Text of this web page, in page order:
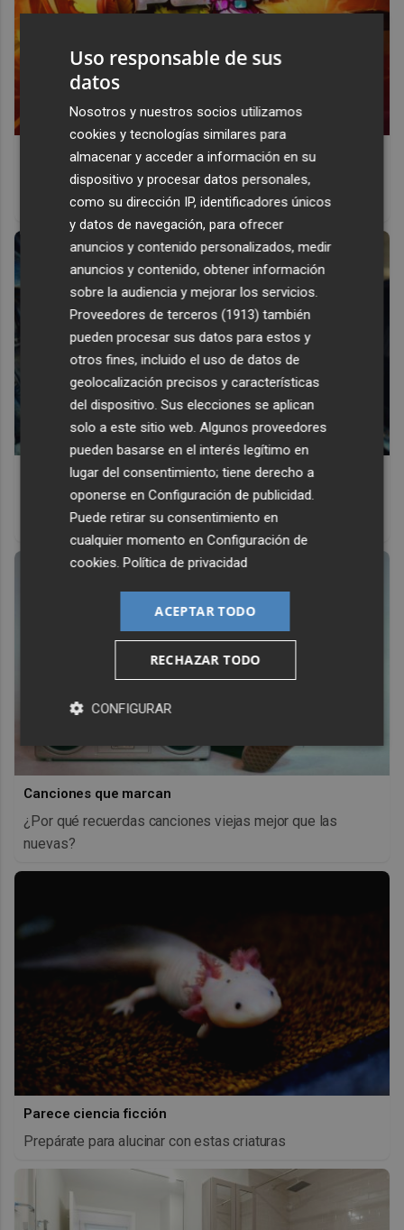
Corepunk MMORPG
Un verdadero MMORPG de la vieja escuela ¡Cómo los de
antes, pero mejor!
Pasaportes que abren puertas
Los pasaportes más poderosos del mundo, ¿está el
Canciones que marcan
¿Por qué recuerdas canciones viejas mejor que las
nuevas?
Parece ciencia ficción
Prepárate para alucinar con estas criaturas
Uso responsable de sus
datos
Nosotros y nuestros socios utilizamos
cookies y tecnologías similares para
almacenar y acceder a información en su
dispositivo y procesar datos personales,
como su dirección IP, identificadores únicos
y datos de navegación, para ofrecer
anuncios y contenido personalizados, medir
anuncios y contenido, obtener información
sobre la audiencia y mejorar los servicios.
Proveedores de terceros (1913) también
pueden procesar sus datos para estos y
otros fines, incluido el uso de datos de
geolocalización precisos y características
del dispositivo. Sus elecciones se aplican
solo a este sitio web. Algunos proveedores
pueden basarse en el interés legítimo en
lugar del consentimiento; tiene derecho a
oponerse enConfiguración de publicidad
Puede retirar su consentimiento en
cualquier momento enConfiguración de
cookies .Política de privacidad
ACEPTAR TODO
RECHAZAR TODO
CONFIGURAR